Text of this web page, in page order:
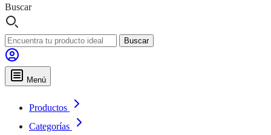
Buscar
Buscar
Menú
Productos
Categorías